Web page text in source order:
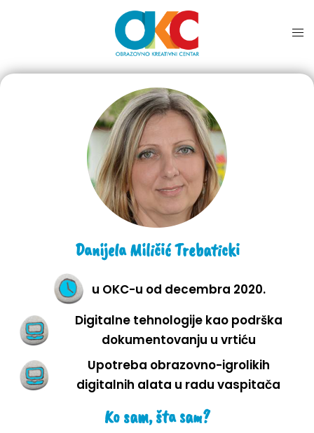
Danijela Miličić Trebaticki
u OKC-u od decembra 2020.
Digitalne tehnologije kao podrška
dokumentovanju u vrtiću
Upotreba obrazovno-igrolikih
digitalnih alata u radu vaspitača
Ko sam, šta sam?